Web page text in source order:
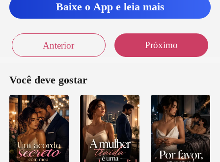
Baixe o App e leia mais
Anterior Próximo
Você deve gostar